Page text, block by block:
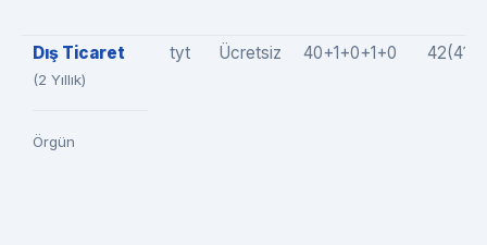
Dış Ticaret
(2 Yıllık)
Örgün
tyt Ücretsiz 40+1+0+1+0